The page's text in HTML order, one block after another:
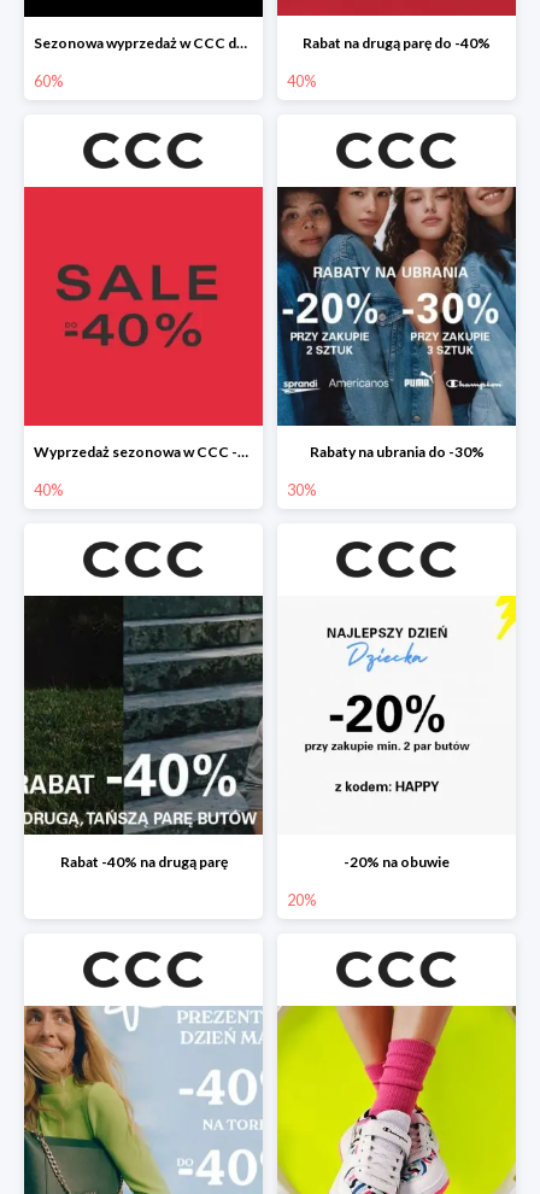
Sezonowa wyprzedaż w CCC do -60%
60%
Rabat na drugą parę do -40%
40%
Wyprzedaż sezonowa w CCC -40%
40%
Rabaty na ubrania do -30%
30%
Rabat -40% na drugą parę -20% na obuwie
20%